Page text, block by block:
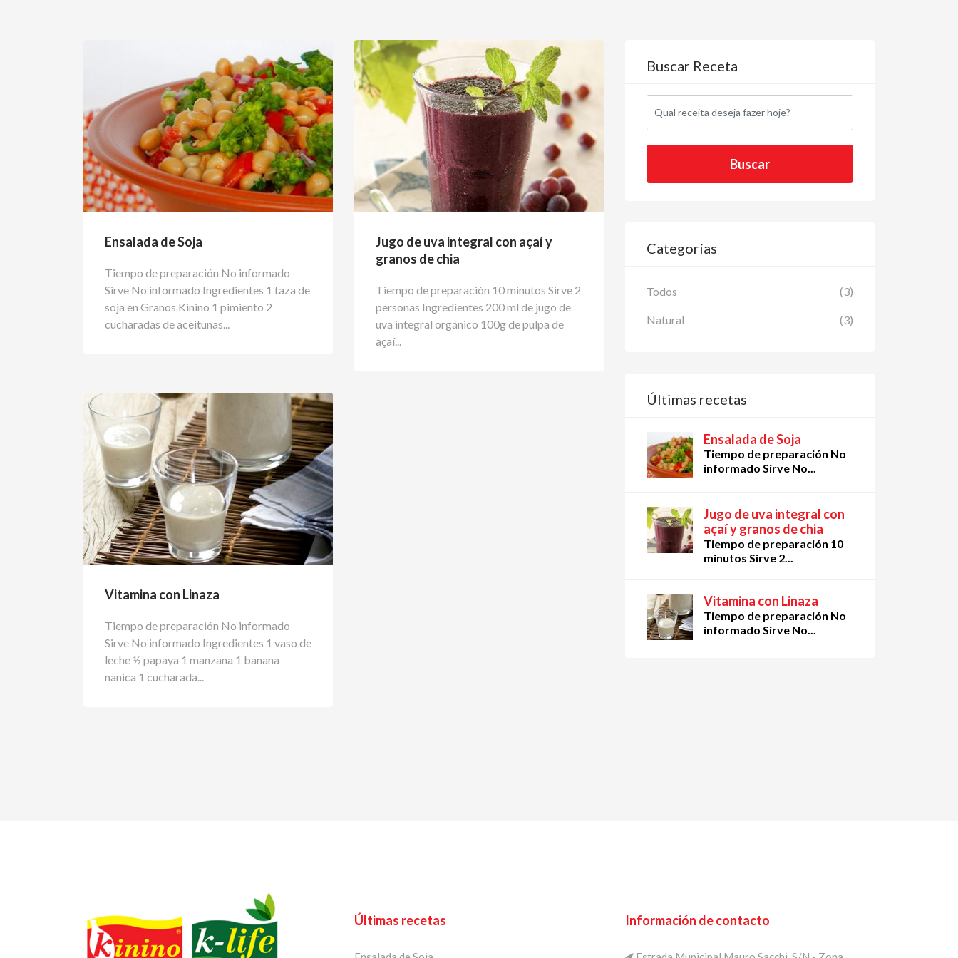
Ensalada de Soja
Tiempo de preparación No informado
Sirve No informado Ingredientes 1 taza de
soja en Granos Kinino 1 pimiento 2
cucharadas de aceitunas...
Jugo de uva integral con açaí y
granos de chia
Tiempo de preparación 10 minutos Sirve 2
personas Ingredientes 200 ml de jugo de
uva integral orgánico 100g de pulpa de
açaí...
Vitamina con Linaza
Tiempo de preparación No informado
Sirve No informado Ingredientes 1 vaso de
leche ½ papaya 1 manzana 1 banana
nanica 1 cucharada...
Buscar Receta
Categorías
Todos (3)
Natural (3)
Últimas recetas
Ensalada de Soja
Tiempo de preparación No
informado Sirve No...
Jugo de uva integral con
açaí y granos de chia
Tiempo de preparación 10
minutos Sirve 2...
Vitamina con Linaza
Tiempo de preparación No
informado Sirve No...
Últimas recetas Información de contacto